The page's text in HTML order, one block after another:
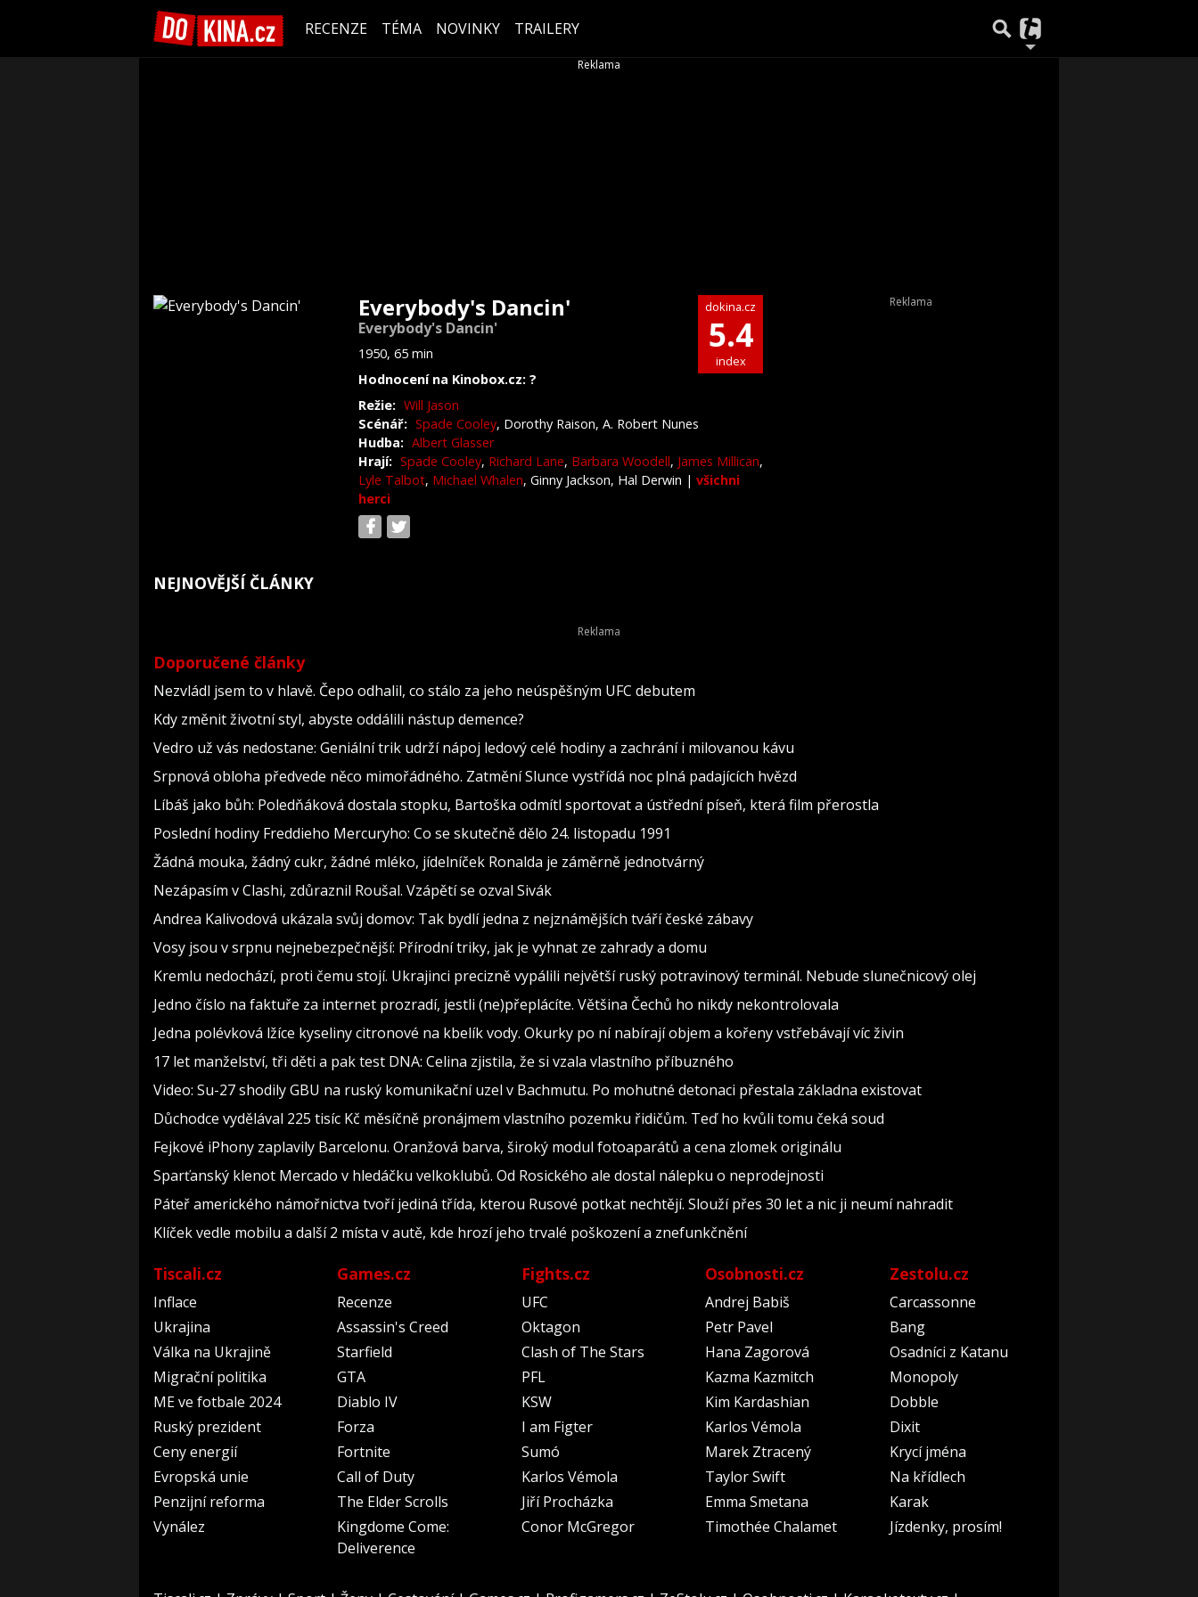
RECENZE TÉMA NOVINKY TRAILERY
Everybody's Dancin'
Everybody's Dancin'
1950, 65 min
Hodnocení na Kinobox.cz: ?
dokina.cz
5.4
index
Režie: Will Jason
Scénář: Spade Cooley, Dorothy Raison, A. Robert Nunes
Hudba: Albert Glasser
Hrají: Spade Cooley, Richard Lane, Barbara Woodell, James Millican,
Lyle Talbot, Michael Whalen, Ginny Jackson, Hal Derwin | všichni
herci
NEJNOVĚJŠÍ ČLÁNKY
Doporučené články
Nezvládl jsem to v hlavě. Čepo odhalil, co stálo za jeho neúspěšným UFC debutem
Kdy změnit životní styl, abyste oddálili nástup demence?
Vedro už vás nedostane: Geniální trik udrží nápoj ledový celé hodiny a zachrání i milovanou kávu
Srpnová obloha předvede něco mimořádného. Zatmění Slunce vystřídá noc plná padajících hvězd
Líbáš jako bůh: Poledňáková dostala stopku, Bartoška odmítl sportovat a ústřední píseň, která film přerostla
Poslední hodiny Freddieho Mercuryho: Co se skutečně dělo 24. listopadu 1991
Žádná mouka, žádný cukr, žádné mléko, jídelníček Ronalda je záměrně jednotvárný
Nezápasím v Clashi, zdůraznil Roušal. Vzápětí se ozval Sivák
Andrea Kalivodová ukázala svůj domov: Tak bydlí jedna z nejznámějších tváří české zábavy
Vosy jsou v srpnu nejnebezpečnější: Přírodní triky, jak je vyhnat ze zahrady a domu
Kremlu nedochází, proti čemu stojí. Ukrajinci precizně vypálili největší ruský potravinový terminál. Nebude slunečnicový olej
Jedno číslo na faktuře za internet prozradí, jestli (ne)přeplácíte. Většina Čechů ho nikdy nekontrolovala
Jedna polévková lžíce kyseliny citronové na kbelík vody. Okurky po ní nabírají objem a kořeny vstřebávají víc živin
17 let manželství, tři děti a pak test DNA: Celina zjistila, že si vzala vlastního příbuzného
Video: Su-27 shodily GBU na ruský komunikační uzel v Bachmutu. Po mohutné detonaci přestala základna existovat
Důchodce vydělával 225 tisíc Kč měsíčně pronájmem vlastního pozemku řidičům. Teď ho kvůli tomu čeká soud
Fejkové iPhony zaplavily Barcelonu. Oranžová barva, široký modul fotoaparátů a cena zlomek originálu
Sparťanský klenot Mercado v hledáčku velkoklubů. Od Rosického ale dostal nálepku o neprodejnosti
Páteř amerického námořnictva tvoří jediná třída, kterou Rusové potkat nechtějí. Slouží přes 30 let a nic ji neumí nahradit
Klíček vedle mobilu a další 2 místa v autě, kde hrozí jeho trvalé poškození a znefunkčnění
Tiscali.cz
Inflace
Ukrajina
Válka na Ukrajině
Migrační politika
ME ve fotbale 2024
Ruský prezident
Ceny energií
Evropská unie
Penzijní reforma
Vynález
Games.cz
Recenze
Assassin's Creed
Starfield
GTA
Diablo IV
Forza
Fortnite
Call of Duty
The Elder Scrolls
Kingdome Come:
Deliverence
Fights.cz
UFC
Oktagon
Clash of The Stars
PFL
KSW
I am Figter
Sumó
Karlos Vémola
Jiří Procházka
Conor McGregor
Osobnosti.cz
Andrej Babiš
Petr Pavel
Hana Zagorová
Kazma Kazmitch
Kim Kardashian
Karlos Vémola
Marek Ztracený
Taylor Swift
Emma Smetana
Timothée Chalamet
Zestolu.cz
Carcassonne
Bang
Osadníci z Katanu
Monopoly
Dobble
Dixit
Krycí jména
Na křídlech
Karak
Jízdenky, prosím!